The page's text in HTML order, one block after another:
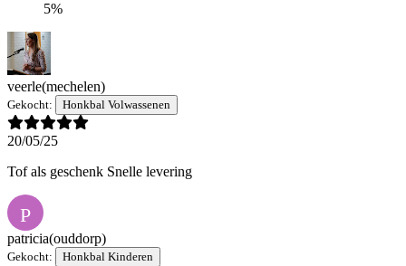
5%
veerle(mechelen)
Gekocht: Honkbal Volwassenen
20/05/25
Tof als geschenk Snelle levering
P
patricia(ouddorp)
Gekocht: Honkbal Kinderen